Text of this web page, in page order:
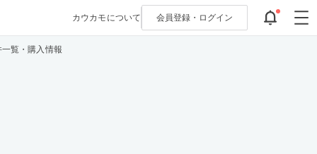
カウカモについて 会員登録・ ログイン
覧・購入情報